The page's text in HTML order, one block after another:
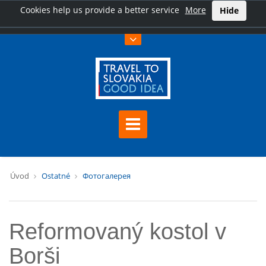
Cookies help us provide a better service More Hide
Úvod Ostatné Фотогалерея
Reformovaný kostol v
Borši